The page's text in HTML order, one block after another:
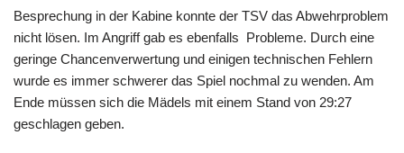
Besprechung in der Kabine konnte der TSV das Abwehrproblem
nicht lösen. Im Angriff gab es ebenfalls Probleme. Durch eine
geringe Chancenverwertung und einigen technischen Fehlern
wurde es immer schwerer das Spiel nochmal zu wenden. Am
Ende müssen sich die Mädels mit einem Stand von 29:27
geschlagen geben.